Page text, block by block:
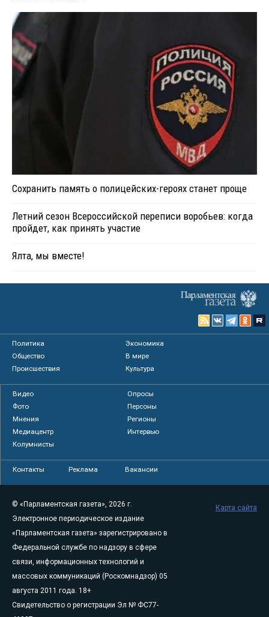
Сохранить память о полицейских-героях станет проще
Летний сезон Всероссийской переписи воробьев: когда
пройдет, как принять участие
Ялта, мы вместе!
Политика
Экономика
Общество
В мире
Происшествия
Культура
Видео
Опросы
Фото
Персоны
Мнения
Регионы
Медиацентр
Интервью
Колумнисты
Контакты Реклама Вакансии
© «Парламентская газета», 2026 г.
Электронное периодическое издание
«Парламентская газета» зарегистрировано в
Федеральной службе по надзору в сфере
связи, информационных технологий и
массовых коммуникаций (Роскомнадзор) 05
августа 2011 года. 18+
Свидетельство о регистрации Эл № ФС77-
Карта сайта